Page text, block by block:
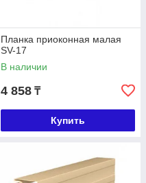
Планка приоконная малая
SV-17
В наличии
4 858 ₸
Купить